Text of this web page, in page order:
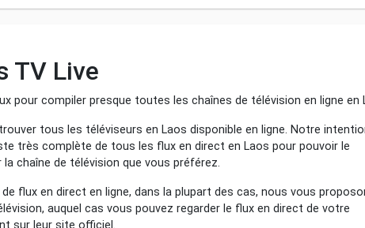
TV Live
pour compiler presque toutes les chaînes de télévision en ligne en
tous les téléviseurs en Laos disponible en ligne. Notre
très complète de tous les flux en direct en Laos pour pouvoir le
la chaîne de télévision que vous préférez.
flux en direct en ligne, dans la plupart des cas, nous vous
auquel cas vous pouvez regarder le flux en direct de votre
sur leur site officiel.